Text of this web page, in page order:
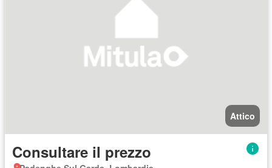
Attico
Consultare il prezzo